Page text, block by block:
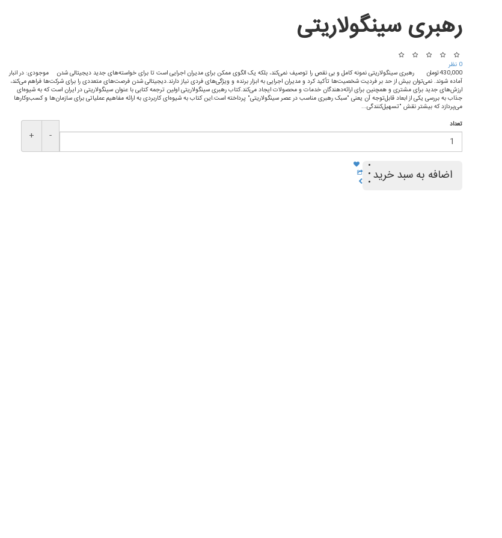
رهبری سینگولاریتی
0 نظر
430,000تومان
موجودی: در انبار
رهبری سینگولاریتی نمونه کامل و بی نقص را توصیف نمی‌کند، بلکه یک الگوی ممکن برای مدیران اجرایی است تا برای خواسته‌های جدید دیجیتالی شدن
آماده شوند. نمی‌توان بیش از حد بر فردیت شخصیت‌ها تأکید کرد و مدیران اجرایی به ابزار برنده و ویژگی‌های فردی نیاز دارند.دیجیتالی شدن فرصت‌های متعددی را برای شرکت‌ها فراهم می‌کند،
ارزش‌های جدید برای مشتری و همچنین برای ارائه‌دهندگان خدمات و محصولات ایجاد می‌کند.کتاب رهبری سینگولاریتی اولین ترجمه کتابی با عنوان سینگولاریتی در ایران است که به شیوه‌ای
جذاب به بررسی یکی از ابعاد قابل‌توجه آن یعنی "سبک رهبری مناسب در عصر سینگولاریتی" پرداخته است.این کتاب به شیوه‌ای کاربردی به ارائه مفاهیم عملیاتی برای سازمان‌ها و کسب‌وکارها
می‌پردازد که بیشتر نقش "تسهیل‌کنندگی...
تعداد
-
+